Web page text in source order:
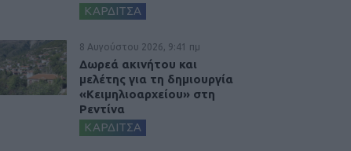
ΚΑΡΔΙΤΣΑ
8 Αυγούστου 2026, 9:41 πμ
Δωρεά ακινήτου και
μελέτης για τη δημιουργία
«Κειμηλιοαρχείου» στη
Ρεντίνα
ΚΑΡΔΙΤΣΑ